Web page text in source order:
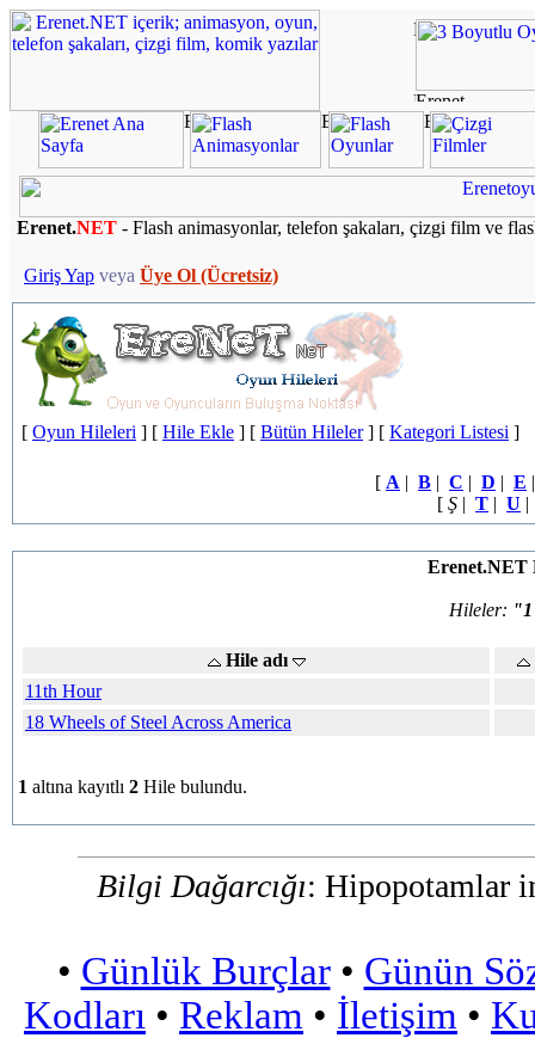
Erenet.NET - Flash animasyonlar, telefon şakaları, çizgi film ve
Giriş Yap veya Üye Ol (Ücretsiz)
[ Oyun Hileleri ] [ Hile Ekle ] [ Bütün Hileler] [ Kategori Listesi ]
[ A | B | C | D | E
[ Ş | T | U
Erenet.NET
Hileler:
Hile adı
11th Hour
18 Wheels of Steel Across America
1 altına kayıtlı 2 Hile bulundu.
Bilgi Dağarcığı: Hipopotamlar
• Günlük Burçlar• Günün
Kodları • Reklam • İletişim •